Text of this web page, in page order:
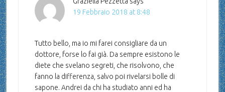
19 Febbraio 2018 at 8:48
Tutto bello, ma io mi farei consigliare da un
dottore, forse lo fai già. Da sempre esistono le
diete che svelano segreti, che risolvono, che
fanno la differenza, salvo poi rivelarsi bolle di
sapone. Andrei da chi ha studiato anni ed ha